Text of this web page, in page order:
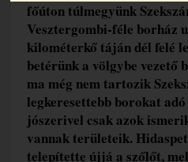
főúton túlmegyünk
Vesztergombi-féle borház
kilométerkő táján dél felé
betérünk a völgybe vezető
ma még nem tartozik
legkeresettebb borokat
jószerivel csak azok
vannak területeik.
telepítette újjá a szőlőt,